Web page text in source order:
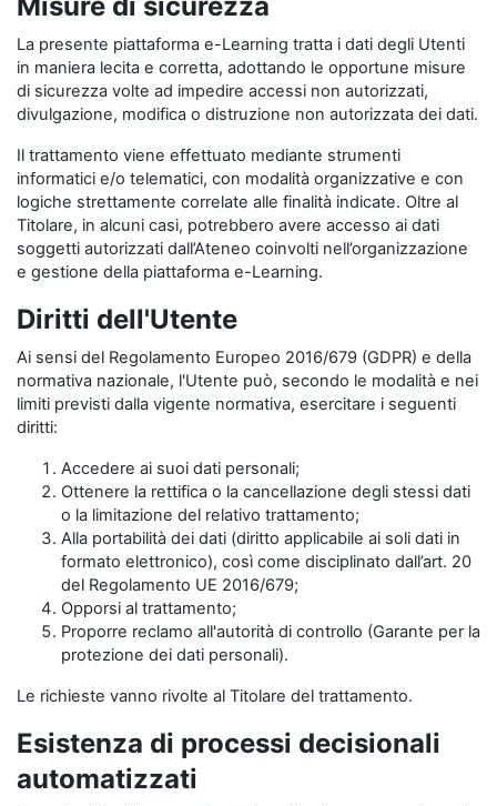
La presente piattaforma e-Learning tratta i dati degli Utenti
in maniera lecita e corretta, adottando le opportune misure
di sicurezza volte ad impedire accessi non autorizzati,
divulgazione, modifica o distruzione non autorizzata dei dati.
Il trattamento viene effettuato mediante strumenti
informatici e/o telematici, con modalità organizzative e con
logiche strettamente correlate alle finalità indicate. Oltre al
Titolare, in alcuni casi, potrebbero avere accesso ai dati
soggetti autorizzati dall’Ateneo coinvolti nell’organizzazione
e gestione della piattaforma e-Learning.
Diritti dell'Utente
Ai sensi del Regolamento Europeo 2016/679 (GDPR) e della
normativa nazionale, l'Utente può, secondo le modalità e nei
limiti previsti dalla vigente normativa, esercitare i seguenti
diritti:
Accedere ai suoi dati personali;
Ottenere la rettifica o la cancellazione degli stessi dati
o la limitazione del relativo trattamento;
Alla portabilità dei dati (diritto applicabile ai soli dati in
formato elettronico), così come disciplinato dall’art. 20
del Regolamento UE 2016/679;
Opporsi al trattamento;
Proporre reclamo all'autorità di controllo (Garante per la
protezione dei dati personali).
Le richieste vanno rivolte al Titolare del trattamento.
Esistenza di processi decisionali
automatizzati